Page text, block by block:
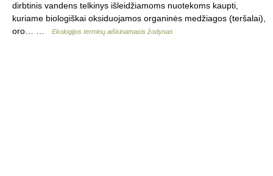
dirbtinis vandens telkinys išleidžiamoms nuotekoms kaupti,
kuriame biologiškai oksiduojamos organinės medžiagos (teršalai),
oro… …
Ekologijos terminų aiškinamasis žodynas